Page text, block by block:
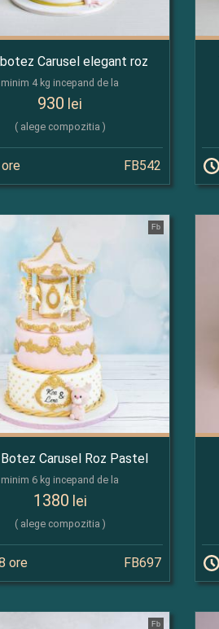
Carusel elegant roz
minim 4 kg incepand de la
930 lei
( alege compozitia )
FB542
Fb
Carusel Roz Pastel
minim 6 kg incepand de la
1380 lei
( alege compozitia )
ore FB697
Fb